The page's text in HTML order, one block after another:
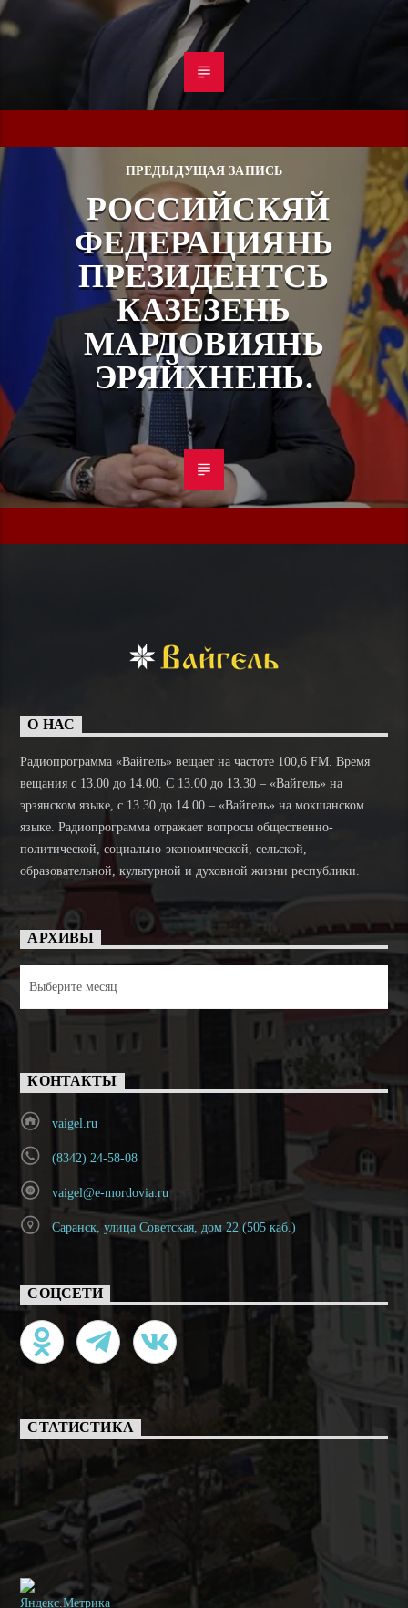
ПРЕДЫДУЩАЯ ЗАПИСЬ
РОССИЙСКЯЙ
ФЕДЕРАЦИЯНЬ
ПРЕЗИДЕНТСЬ
КАЗЕЗЕНЬ
МАРДОВИЯНЬ
ЭРЯЙХНЕНЬ.
О НАС
Радиопрограмма «Вайгель» вещает на частоте 100,6 FM. Время
вещания с 13.00 до 14.00. C 13.00 до 13.30 – «Вайгель» на
эрзянском языке, с 13.30 до 14.00 – «Вайгель» на мокшанском
языке. Радиопрограмма отражает вопросы общественно-
политической, социально-экономической, сельской,
образовательной, культурной и духовной жизни республики.
АРХИВЫ
КОНТАКТЫ
vaigel.ru
(8342) 24-58-08
vaigel@e-mordovia.ru
Саранск, улица Советская, дом 22 (505 каб.)
СОЦСЕТИ
СТАТИСТИКА